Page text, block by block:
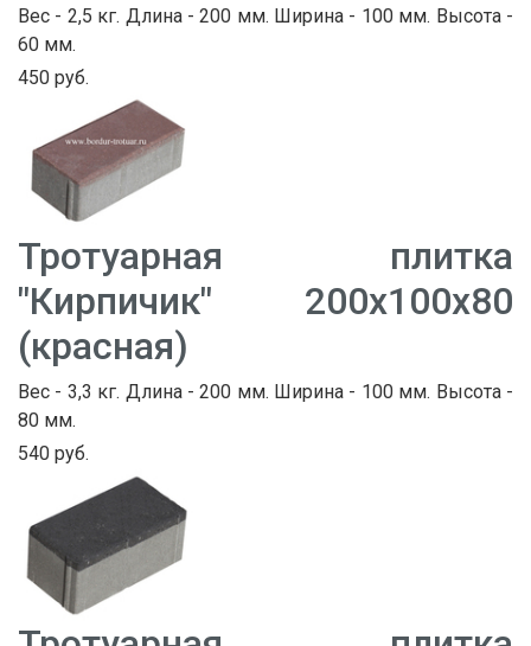
Вес - 2,5 кг. Длина - 200 мм. Ширина - 100 мм. Высота -
60 мм.
450 руб.
Тротуарная плитка
"Кирпичик" 200х100х80
(красная)
Вес - 3,3 кг. Длина - 200 мм. Ширина - 100 мм. Высота -
80 мм.
540 руб.